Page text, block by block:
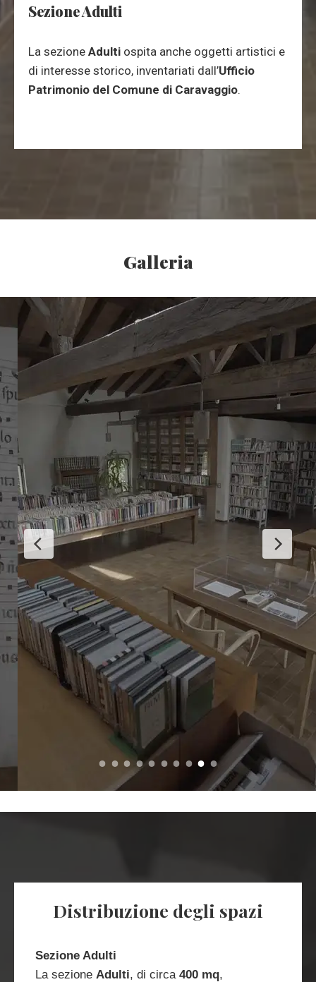
Sezione Adulti
La sezione Adulti ospita anche oggetti artistici e
di interesse storico, inventariati dall’Ufficio
Patrimonio del Comune di Caravaggio.
Galleria
Distribuzione degli spazi
Sezione Adulti
La sezione Adulti, di circa 400 mq,